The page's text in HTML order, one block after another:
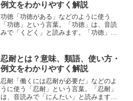
例文をわかりやすく解説
功徳「功徳がある」などのように使う
「功徳」という言葉。「功徳」は、音読
みで「くどく」と読みます。「功徳」と
類語について、小説などの用例を紹介し
ながら、わかりやすく解説し...
忍耐とは？意味、類語、使い方・
例文をわかりやすく解説
忍耐「働くには忍耐が必要だ」などのよ
うに使う「忍耐」という言葉。「忍耐」
は、音読みで「にんたい」と読みます。